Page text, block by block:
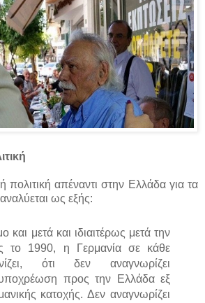
πολιτική απέναντι στην Ελλάδα για τα
ως εξής:
και μετά και ιδιαιτέρως μετά την
το 1990, η Γερμανία σε κάθε
ότι δεν αναγνωρίζει
προς την Ελλάδα εξ
κατοχής. Δεν αναγνωρίζει